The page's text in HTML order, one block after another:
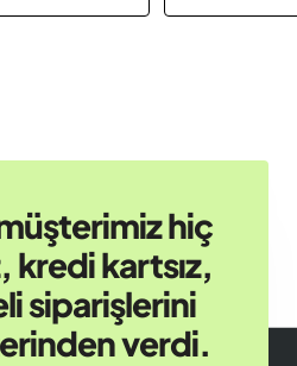
hiç
kredi kartsız,
siparişlerini
verdi.